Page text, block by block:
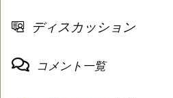
ディスカッション
コメント一覧